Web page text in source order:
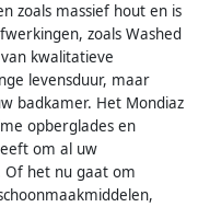
zoals massief hout en is
zoals Washed
kwalitatieve
levensduur, maar
badkamer. Het Mondiaz
opberglades en
om al uw
Of het nu gaat om